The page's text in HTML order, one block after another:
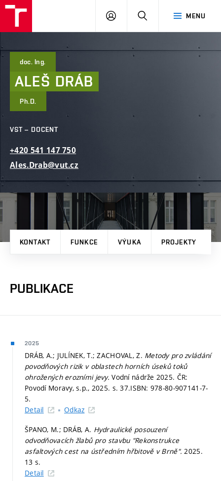
Brno
MENU
PŘIHLÁSIT
doc. Ing.
ALEŠ DRÁB
Ph.D.
VST – DOCENT
+420 541 147750
Ales.Drab@vut.cz
KONTAKT FUNKCE VÝUKA PROJEKTY
PUBLIKACE
2025
DRÁB, A.; JULÍNEK, T.; ZACHOVAL, Z. Metody pro zvládání
povodňových rizik v oblastech horních úseků toků
ohrožených erozními jevy.Vodní nádrže 2025. ČR:
Povodí Moravy, s.p., 2025. s. 37.ISBN: 978-80-907141-7-
5.
Detail
Odkaz
ŠPANO, M.; DRÁB, A. Hydraulické posouzení
odvodňovacích žlabů pro stavbu "Rekonstrukce
asfaltových cest na ústředním hřbitově v Brně". 2025.
13 s.
Detail